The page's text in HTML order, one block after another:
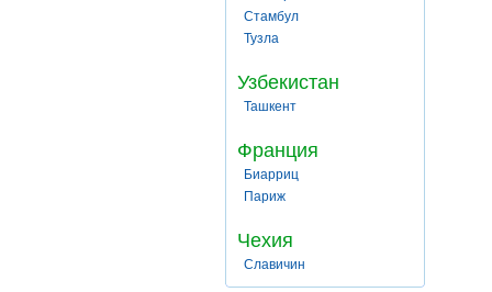
Стамбул
Тузла
Узбекистан
Ташкент
Франция
Биарриц
Париж
Чехия
Славичин